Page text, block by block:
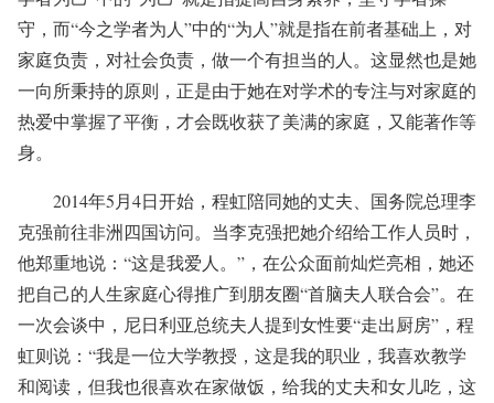
守，而“今之学者为人”中的“为人”就是指在前者基础上，对
家庭负责，对社会负责，做一个有担当的人。这显然也是她
一向所秉持的原则，正是由于她在对学术的专注与对家庭的
热爱中掌握了平衡，才会既收获了美满的家庭，又能著作等
身。
2014年5月4日开始，程虹陪同她的丈夫、国务院总理李
克强前往非洲四国访问。当李克强把她介绍给工作人员时，
他郑重地说：“这是我爱人。”，在公众面前灿烂亮相，她还
把自己的人生家庭心得推广到朋友圈“首脑夫人联合会”。在
一次会谈中，尼日利亚总统夫人提到女性要“走出厨房”，程
虹则说：“我是一位大学教授，这是我的职业，我喜欢教学
和阅读，但我也很喜欢在家做饭，给我的丈夫和女儿吃，这